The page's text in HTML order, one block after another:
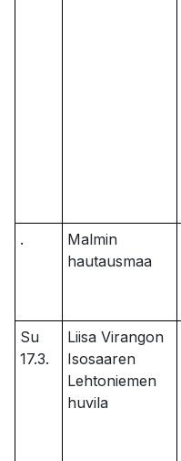
.
Malmin
hautausmaa
Su
17.3.
Liisa Virangon
Isosaaren
Lehtoniemen
huvila